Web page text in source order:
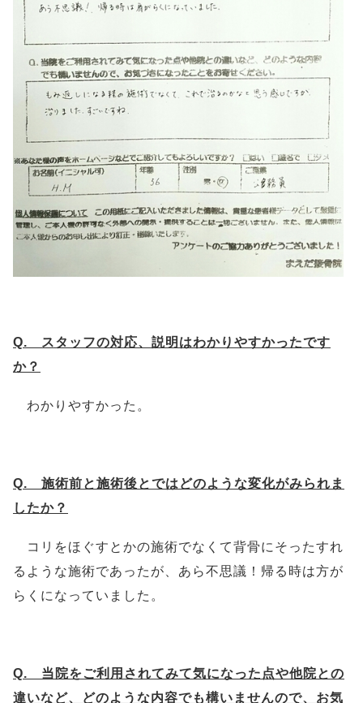
Q. スタッフの対応、説明はわかりやすかったです
か？
わかりやすかった。
Q. 施術前と施術後とではどのような変化がみられま
したか？
コリをほぐすとかの施術でなくて背骨にそったすれ
るような施術であったが、あら不思議！帰る時は方が
らくになっていました。
Q. 当院をご利用されてみて気になった点や他院との
違いなど、どのような内容でも構いませんので、お気